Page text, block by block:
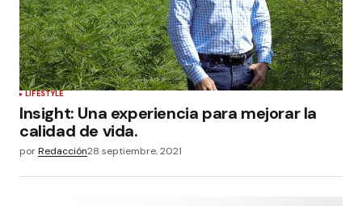
LIFESTYLE
Insight: Una experiencia para mejorar la
calidad de vida.
porRedacción28 septiembre, 2021